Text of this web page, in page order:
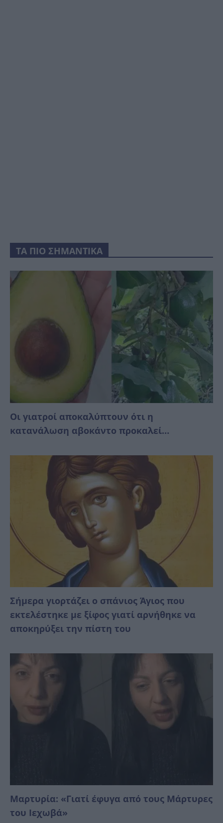
ΤΑ ΠΙΟ ΣΗΜΑΝΤΙΚΑ
Οι γιατροί αποκαλύπτουν ότι η
κατανάλωση αβοκάντο προκαλεί…
Σήμερα γιορτάζει ο σπάνιος Άγιος που
εκτελέστηκε με ξίφος γιατί αρνήθηκε να
αποκηρύξει την πίστη του
Μαρτυρία: «Γιατί έφυγα από τους Μάρτυρες
του Ιεχωβά»